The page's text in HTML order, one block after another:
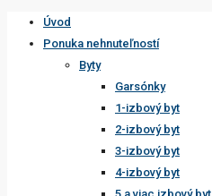
Úvod
Ponuka nehnuteľností
Byty
Garsónky
1-izbový byt
2-izbový byt
3-izbový byt
4-izbový byt